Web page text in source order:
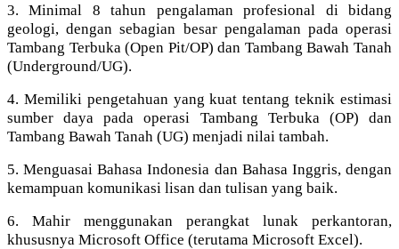
3. Minimal 8 tahun pengalaman profesional di bidang
geologi, dengan sebagian besar pengalaman pada operasi
Tambang Terbuka (Open Pit/OP) dan Tambang Bawah Tanah
(Underground/UG).
4. Memiliki pengetahuan yang kuat tentang teknik estimasi
sumber daya pada operasi Tambang Terbuka (OP) dan
Tambang Bawah Tanah (UG) menjadi nilai tambah.
5. Menguasai Bahasa Indonesia dan Bahasa Inggris, dengan
kemampuan komunikasi lisan dan tulisan yang baik.
6. Mahir menggunakan perangkat lunak perkantoran,
khususnya Microsoft Office (terutama Microsoft Excel).